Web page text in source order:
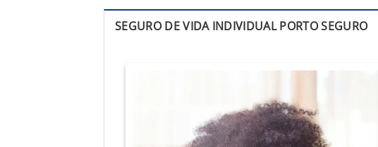
SEGURO DE VIDA INDIVIDUAL PORTO SEGURO